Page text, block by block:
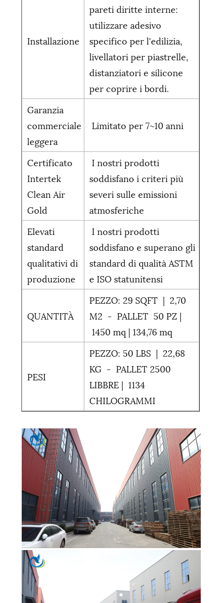
Installazione
pareti diritte interne:
utilizzare adesivo
specifico per l'edilizia,
livellatori per piastrelle,
distanziatori e silicone
per coprire i bordi.
Garanzia
commerciale
leggera
Limitato per 7~10 anni
Certificato
Intertek
Clean Air
Gold
I nostri prodotti
soddisfano i criteri più
severi sulle emissioni
atmosferiche
Elevati
standard
qualitativi di
produzione
I nostri prodotti
soddisfano e superano gli
standard di qualità ASTM
e ISO statunitensi
QUANTITÀ
PEZZO: 29 SQFT | 2,70
M2 - PALLET 50 PZ |
1450 mq | 134,76 mq
PESI
PEZZO: 50 LBS | 22,68
KG - PALLET 2500
LIBBRE | 1134
CHILOGRAMMI